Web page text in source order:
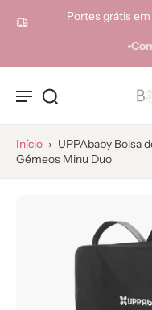
Portes grátis
Início › UPPAbaby Bolsa
Gémeos Minu Duo